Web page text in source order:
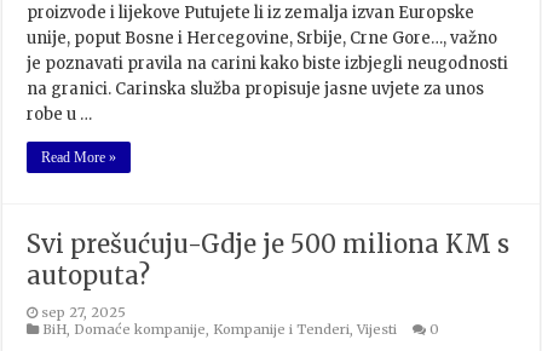
proizvode i lijekove Putujete li iz zemalja izvan Europske
unije, poput Bosne i Hercegovine, Srbije, Crne Gore…, važno
je poznavati pravila na carini kako biste izbjegli neugodnosti
na granici. Carinska služba propisuje jasne uvjete za unos
robe u …
Read More »
Svi prešućuju-Gdje je 500 miliona KM s
autoputa?
sep 27, 2025
BiH, Domaće kompanije, Kompanije i Tenderi,Vijesti 0